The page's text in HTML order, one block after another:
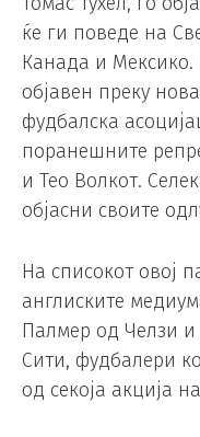
ќе ги поведе на
Канада и
објавен преку
фудбалска
поранешните
и Тео Волкот.
објасни своите
На списокот овој
англиските
Палмер од Челзи
Сити, фудбалери
од секоја акција